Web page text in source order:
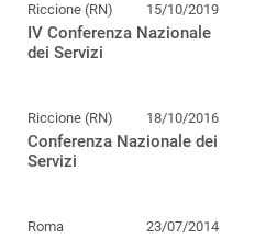
Riccione (RN) 15/10/2019
IV Conferenza Nazionale
dei Servizi
Riccione (RN) 18/10/2016
Conferenza Nazionale dei
Servizi
Roma 23/07/2014